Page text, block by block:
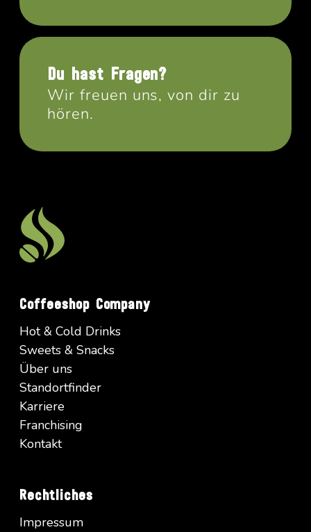
Du hast Fragen?
Wir freuen uns, von dir zu
hören.
Coffeeshop Company
Hot & Cold Drinks
Sweets & Snacks
Über uns
Standortfinder
Karriere
Franchising
Kontakt
Rechtliches
Impressum